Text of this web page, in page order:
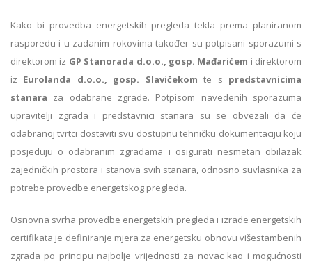
Kako bi provedba energetskih pregleda tekla prema planiranom
rasporedu i u zadanim rokovima također su potpisani sporazumi s
direktorom iz GP Stanorada d.o.o., gosp. Mađarićem i direktorom
iz Eurolanda d.o.o., gosp. Slavičekomte s predstavnicima
stanara za odabrane zgrade. Potpisom navedenih sporazuma
upravitelji zgrada i predstavnici stanara su se obvezali da će
odabranoj tvrtci dostaviti svu dostupnu tehničku dokumentaciju koju
posjeduju o odabranim zgradama i osigurati nesmetan obilazak
zajedničkih prostora i stanova svih stanara, odnosno suvlasnika za
potrebe provedbe energetskog pregleda.
Osnovna svrha provedbe energetskih pregleda i izrade energetskih
certifikata je definiranje mjera za energetsku obnovu višestambenih
zgrada po principu najbolje vrijednosti za novac kao i mogućnosti